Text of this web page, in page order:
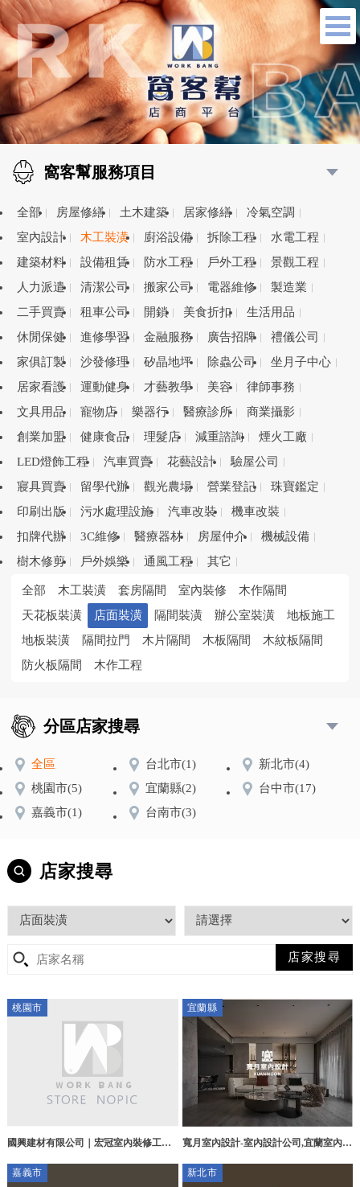
窩客幫服務項目
全部 房屋修繕 土木建築 居家修繕
冷氣空調
室內設計
木工裝潢 廚浴設備 拆除工程
水電工程
建築材料
設備租賃 防水工程 戶外工程
景觀工程
人力派遣
清潔公司 搬家公司 電器維修
製造業
二手買賣
租車公司 開鎖 美食折扣
生活用品
休閒保健
進修學習 金融服務 廣告招牌
禮儀公司
家俱訂製
沙發修理 矽晶地坪 除蟲公司
坐月子中心
居家看護
運動健身 才藝教學 美容
律師事務
文具用品
寵物店 樂器行 醫療診所
商業攝影
創業加盟
健康食品 理髮店 減重諮詢
煙火工廠
LED燈飾工程
汽車買賣 花藝設計
驗屋公司
寢具買賣
留學代辦 觀光農場 營業登記
珠寶鑑定
印刷出版
污水處理設施 汽車改裝
機車改裝
扣牌代辦
3C維修 醫療器材 房屋仲介
機械設備
樹木修剪
戶外娛樂 通風工程 其它
全部 木工裝潢 套房隔間 室內裝修
木作隔間
天花板裝潢
店面裝潢 隔間裝潢 辦公室裝潢
地板施工
地板裝潢
隔間拉門 木片隔間 木板隔間
木紋板隔間
防火板隔間
木作工程
分區店家搜尋
全區 台北市(1) 新北市(4)
桃園市(5) 宜蘭縣(2) 台中市(17)
嘉義市(1) 台南市(3)
店家搜尋
桃園市
國興建材有限公司｜宏冠室內裝修工程
宜蘭縣
寬月室內設計-室內設計公司,宜蘭室內設
公司,礁溪室內設計公司
嘉義市 新北市